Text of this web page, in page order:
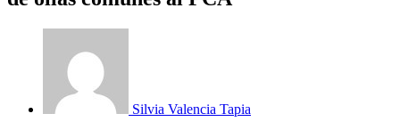
Silvia Valencia Tapia